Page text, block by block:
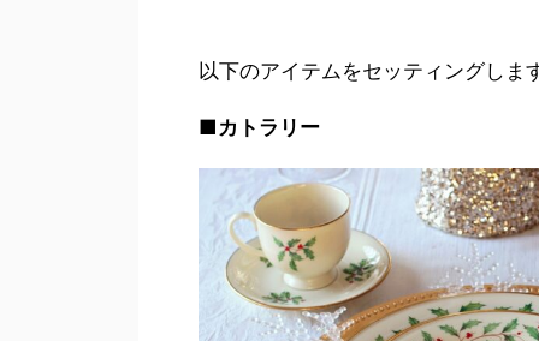
以下のアイテムをセッティングしま
■ カトラリー